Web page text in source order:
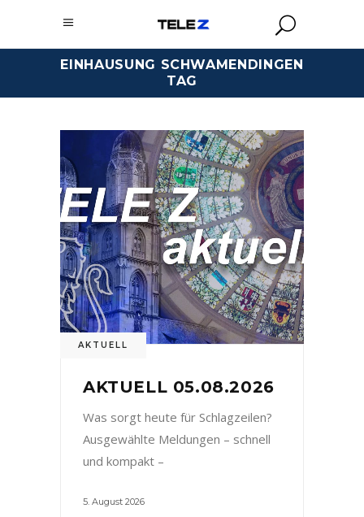
EINHAUSUNG SCHWAMENDINGEN
TAG
AKTUELL
AKTUELL 05.08.2026
Was sorgt heute für Schlagzeilen?
Ausgewählte Meldungen – schnell
und kompakt –
5. August 2026